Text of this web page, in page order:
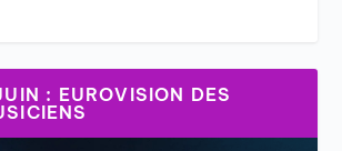
: EUROVISION DES